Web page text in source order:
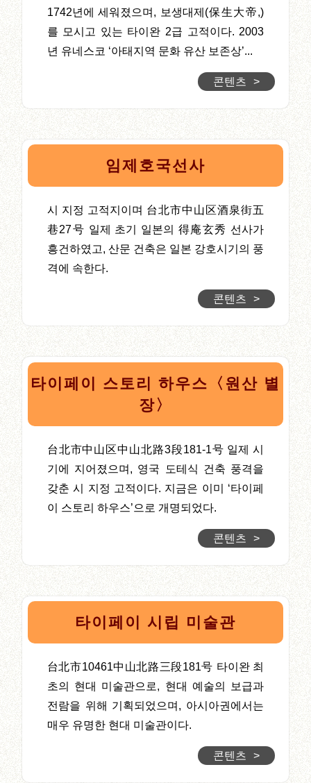
1742년에 세워졌으며, 보생대제(保生大帝,)
를 모시고 있는 타이완 2급 고적이다. 2003
년 유네스코 ‘아태지역 문화 유산 보존상’...
콘텐츠 >
임제호국선사
시 지정 고적지이며 台北市中山区酒泉街五
巷27号 일제 초기 일본의 得庵玄秀 선사가
흥건하였고, 산문 건축은 일본 강호시기의 풍
격에 속한다.
콘텐츠 >
타이페이 스토리 하우스〈원산 별
장〉
台北市中山区中山北路3段181-1号 일제 시
기에 지어졌으며, 영국 도테식 건축 풍격을
갖춘 시 지정 고적이다. 지금은 이미 ‘타이페
이 스토리 하우스’으로 개명되었다.
콘텐츠 >
타이페이 시립 미술관
台北市10461中山北路三段181号 타이완 최
초의 현대 미술관으로, 현대 예술의 보급과
전람을 위해 기획되었으며, 아시아권에서는
매우 유명한 현대 미술관이다.
콘텐츠 >